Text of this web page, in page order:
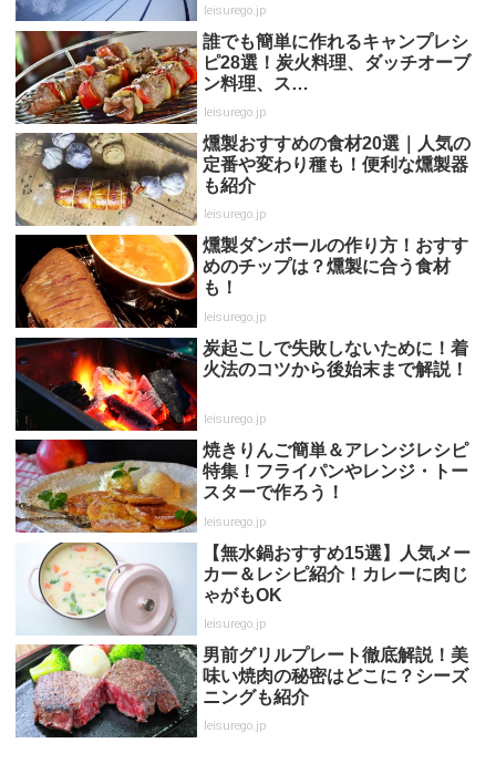
leisurego.jp
誰でも簡単に作れるキャンプレシ
ピ28選！炭火料理、ダッチオーブ
ン料理、ス…
leisurego.jp
燻製おすすめの食材20選｜人気の
定番や変わり種も！便利な燻製器
も紹介
leisurego.jp
燻製ダンボールの作り方！おすす
めのチップは？燻製に合う食材
も！
leisurego.jp
炭起こしで失敗しないために！着
火法のコツから後始末まで解説！
leisurego.jp
焼きりんご簡単＆アレンジレシピ
特集！フライパンやレンジ・トー
スターで作ろう！
leisurego.jp
【無水鍋おすすめ15選】人気メー
カー＆レシピ紹介！カレーに肉じ
ゃがもOK
leisurego.jp
男前グリルプレート徹底解説！美
味い焼肉の秘密はどこに？シーズ
ニングも紹介
leisurego.jp